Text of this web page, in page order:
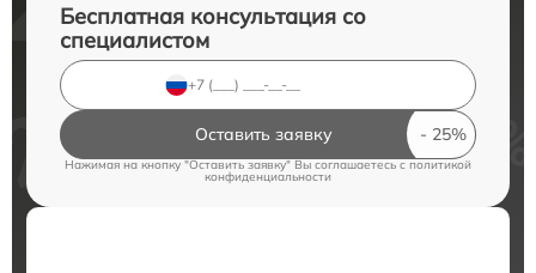
Бесплатная консультация со
специалистом
Оставить заявку
Нажимая на кнопку "Оставить заявку" Вы соглашаетесь cполитикой
конфиденциальности